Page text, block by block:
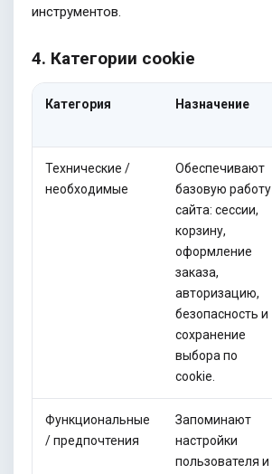
инструментов.
4. Категории cookie
Категория Назначение
Технические /
необходимые
Обеспечивают
базовую работу
сайта: сессии,
корзину,
оформление
заказа,
авторизацию,
безопасность и
сохранение
выбора по
cookie.
Функциональные
/ предпочтения
Запоминают
настройки
пользователя и